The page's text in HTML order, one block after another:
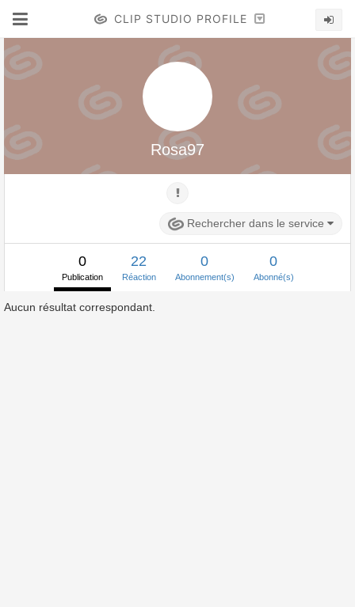
CLIP STUDIO PROFILE
Rosa97
Rechercher dans le service
0
Publication
22
Réaction
0
Abonnement(s)
0
Abonné(s)
Aucun résultat correspondant.